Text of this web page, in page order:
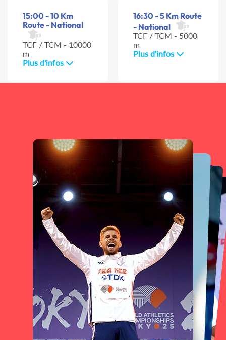
15:00 - 10 Km
Route - National
TCF / TCM - 10000
m
Plus d'infos
16:30 - 5 Km Route
- National
TCF / TCM - 5000
m
Plus d'infos